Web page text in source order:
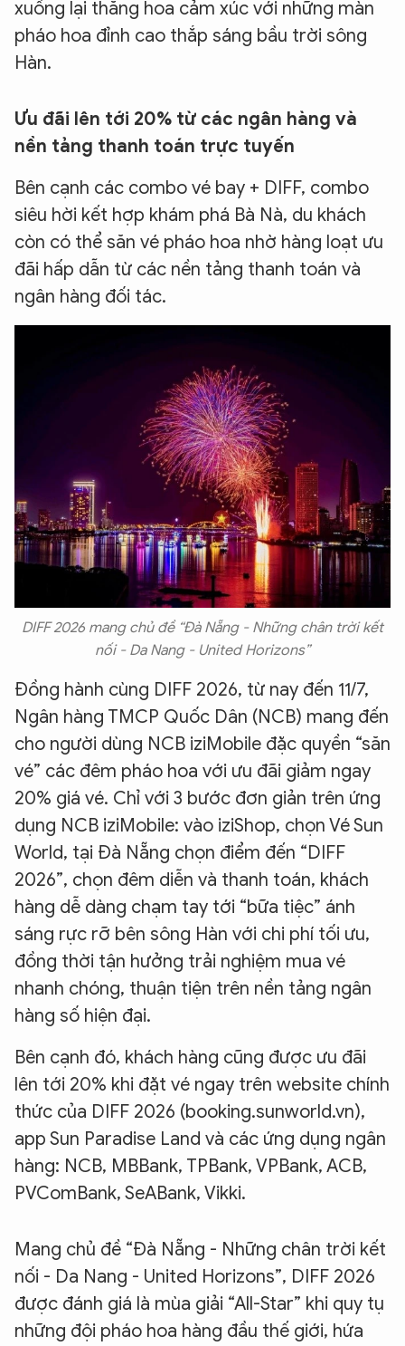
xuống lại thăng hoa cảm xúc với những màn
pháo hoa đỉnh cao thắp sáng bầu trời sông
Hàn.
Ưu đãi lên tới 20% từ các ngân hàng và
nền tảng thanh toán trực tuyến
Bên cạnh các combo vé bay + DIFF, combo
siêu hời kết hợp khám phá Bà Nà, du khách
còn có thể săn vé pháo hoa nhờ hàng loạt ưu
đãi hấp dẫn từ các nền tảng thanh toán và
ngân hàng đối tác.
DIFF 2026 mang chủ đề “Đà Nẵng - Những chân trời kết
nối - Da Nang - United Horizons”
Đồng hành cùng DIFF 2026, từ nay đến 11/7,
Ngân hàng TMCP Quốc Dân (NCB) mang đến
cho người dùng NCB iziMobile đặc quyền “săn
vé” các đêm pháo hoa với ưu đãi giảm ngay
20% giá vé. Chỉ với 3 bước đơn giản trên ứng
dụng NCB iziMobile: vào iziShop, chọn Vé Sun
World, tại Đà Nẵng chọn điểm đến “DIFF
2026”, chọn đêm diễn và thanh toán, khách
hàng dễ dàng chạm tay tới “bữa tiệc” ánh
sáng rực rỡ bên sông Hàn với chi phí tối ưu,
đồng thời tận hưởng trải nghiệm mua vé
nhanh chóng, thuận tiện trên nền tảng ngân
hàng số hiện đại.
Bên cạnh đó, khách hàng cũng được ưu đãi
lên tới 20% khi đặt vé ngay trên website chính
thức của DIFF 2026 (booking.sunworld.vn),
app Sun Paradise Land và các ứng dụng ngân
hàng: NCB, MBBank, TPBank, VPBank, ACB,
PVComBank, SeABank, Vikki.
Mang chủ đề “Đà Nẵng - Những chân trời kết
nối - Da Nang - United Horizons”, DIFF 2026
được đánh giá là mùa giải “All-Star” khi quy tụ
những đội pháo hoa hàng đầu thế giới, hứa